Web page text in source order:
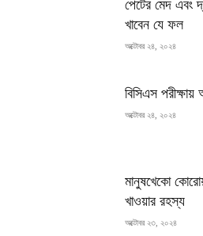
পেটের মেদ এবং
খাবেন যে ফল
অক্টোবর ২৪, ২০২৪
বিসিএস
অক্টোবর ২৪, ২০২৪
মানুষখেকো
খাওয়ার রহস্য
অক্টোবর ২৩, ২০২৪